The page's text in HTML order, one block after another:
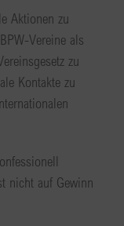
Aktionen zu
Vereine als
zu
Kontakte zu
nicht auf Gewinn